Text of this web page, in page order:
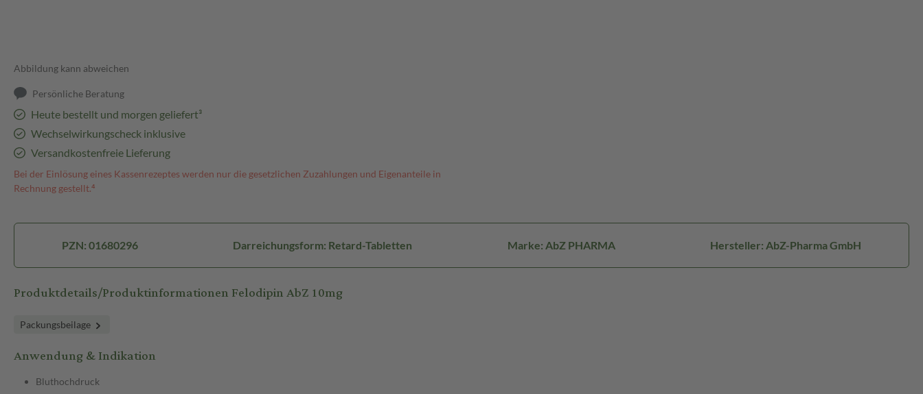
Abbildung kann abweichen
Persönliche Beratung
Heute bestellt und morgen geliefert³
Wechselwirkungscheck inklusive
Versandkostenfreie Lieferung
Bei der Einlösung eines Kassenrezeptes werden nur die gesetzlichen Zuzahlungen und Eigenanteile in
Rechnung gestellt.⁴
PZN: 01680296 Darreichungsform: Retard-Tabletten Marke: AbZ PHARMA Hersteller: AbZ-Pharma GmbH
Produktdetails/Produktinformationen Felodipin AbZ 10mg
Packungsbeilage
Anwendung & Indikation
Bluthochdruck